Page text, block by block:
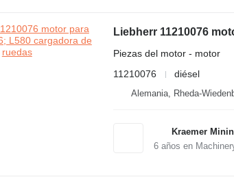
Liebherr 11210076
Piezas del motor - motor
11210076
diésel
Alemania, Rheda-
Kraemer
6años en